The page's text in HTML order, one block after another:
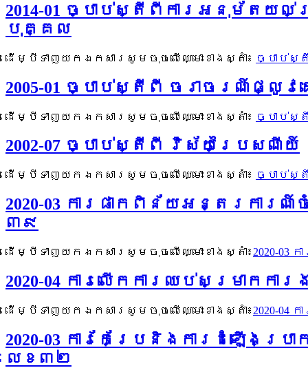
2014-01 ច្បាប់ស្តីពីការអនុម័ត
បុគ្គល
ដើម្បីទាញយកឯកសារសូមចុចលើឈ្មោះខាងស្តាំ៖ ច្បាប់
2005-01 ច្បាប់ស្តីពី ចរាចរណ៍ផ្លូវ
ដើម្បីទាញយកឯកសារសូមចុចលើឈ្មោះខាងស្តាំ៖ ច្បាប់ស្
2002-07 ច្បាប់ស្តីពី វិស័យប្រៃសណីយ៍
ដើម្បីទាញយកឯកសារសូមចុចលើឈ្មោះខាងស្តាំ៖ ច្បាប់ស្
2020-03 ការផាកពិន័យអន្តរកា
៣៩
ដើម្បីទាញយកឯកសារសូមចុចលើឈ្មោះខាងស្តាំ៖ 2020-
2020-04 ការលើកការឈប់សម្រាក
ដើម្បីទាញយកឯកសារសូមចុចលើឈ្មោះខាងស្តាំ៖ 2020-
2020-03 ការកែប្រែនិងការដំឡើ
លេខ៣២